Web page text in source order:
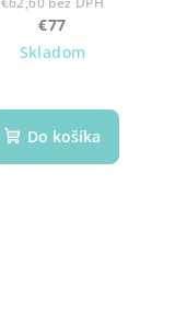
€77
Skladom
Do košíka